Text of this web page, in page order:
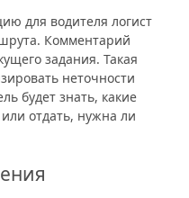
для водителя логист
Комментарий
задания. Такая
неточности
будет знать, какие
отдать, нужна ли